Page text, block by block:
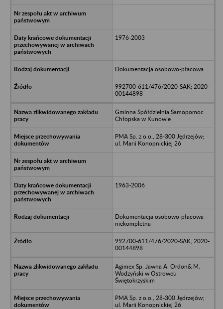
1976-2003
Dokumentacja osobowo-płacowa
992700-611/476/2020-SAK; 2020-
00144898
Gminna Spółdzielnia Samopomoc
Chłopska w Kunowie
PMA Sp. z o.o., 28-300 Jędrzejów;
ul. Marii Konopnickiej 26
1963-2006
Dokumentacja osobowo-płacowa -
niekompletna
992700-611/476/2020-SAK; 2020-
00144898
Agimex Sp. Jawna A. Ordon& M.
Wodzyński w Ostrowcu
Świętokrzyskim
PMA Sp. z o.o., 28-300 Jędrzejów;
ul. Marii Konopnickiej 26